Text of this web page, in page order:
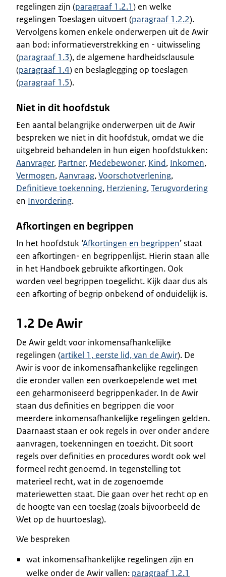
regelingen zijn (paragraaf 1.2.1) en welke
regelingen Toeslagen uitvoert (paragraaf 1.2.2).
Vervolgens komen enkele onderwerpen uit de Awir
aan bod: informatieverstrekking en - uitwisseling
(paragraaf 1.3), de algemene hardheidsclausule
(paragraaf 1.4) en beslaglegging op toeslagen
(paragraaf 1.5).
Niet in dit hoofdstuk
Een aantal belangrijke onderwerpen uit de Awir
bespreken we niet in dit hoofdstuk, omdat we die
uitgebreid behandelen in hun eigen hoofdstukken:
Aanvrager, Partner, Medebewoner, Kind, Inkomen,
Vermogen,Aanvraag,Voorschotverlening,
Definitieve toekenning, Herziening,Terugvordering
en Invordering.
Afkortingen en begrippen
In het hoofdstuk ‘Afkortingen en begrippen’ staat
een afkortingen- en begrippenlijst. Hierin staan alle
in het Handboek gebruikte afkortingen. Ook
worden veel begrippen toegelicht. Kijk daar dus als
een afkorting of begrip onbekend of onduidelijk is.
1.2 De Awir
De Awir geldt voor inkomensafhankelijke
regelingen (artikel 1, eerste lid, van de Awir). De
Awir is voor de inkomensafhankelijke regelingen
die eronder vallen een overkoepelende wet met
een geharmoniseerd begrippenkader. In de Awir
staan dus definities en begrippen die voor
meerdere inkomensafhankelijke regelingen gelden.
Daarnaast staan er ook regels in over onder andere
aanvragen, toekenningen en toezicht. Dit soort
regels over definities en procedures wordt ook wel
formeel recht genoemd. In tegenstelling tot
materieel recht, wat in de zogenoemde
materiewetten staat. Die gaan over het recht op en
de hoogte van een toeslag (zoals bijvoorbeeld de
Wet op de huurtoeslag).
We bespreken
wat inkomensafhankelijke regelingen zijn en
welke onder de Awir vallen: paragraaf 1.2.1